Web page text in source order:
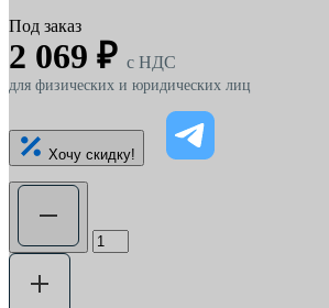
Под заказ
2 069 ₽ c НДС
для физических и юридических лиц
Хочу скидку!